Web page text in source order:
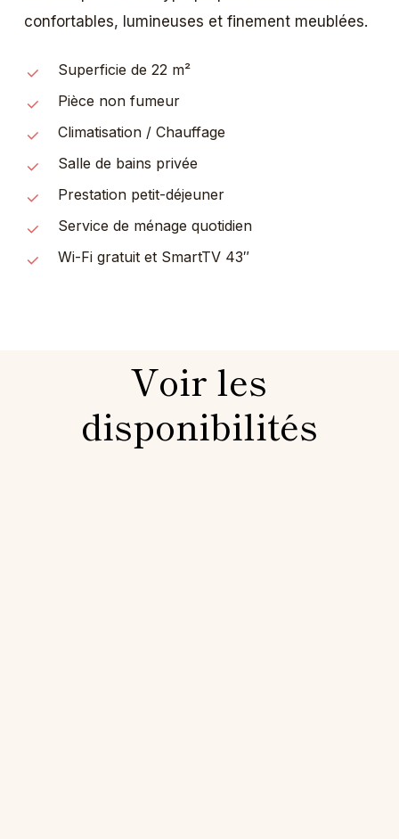
confortables, lumineuses et finement meublées.
Superficie de 22 m²
Pièce non fumeur
Climatisation / Chauffage
Salle de bains privée
Prestation petit-déjeuner
Service de ménage quotidien
Wi-Fi gratuit et SmartTV 43″
Voir les
disponibilités